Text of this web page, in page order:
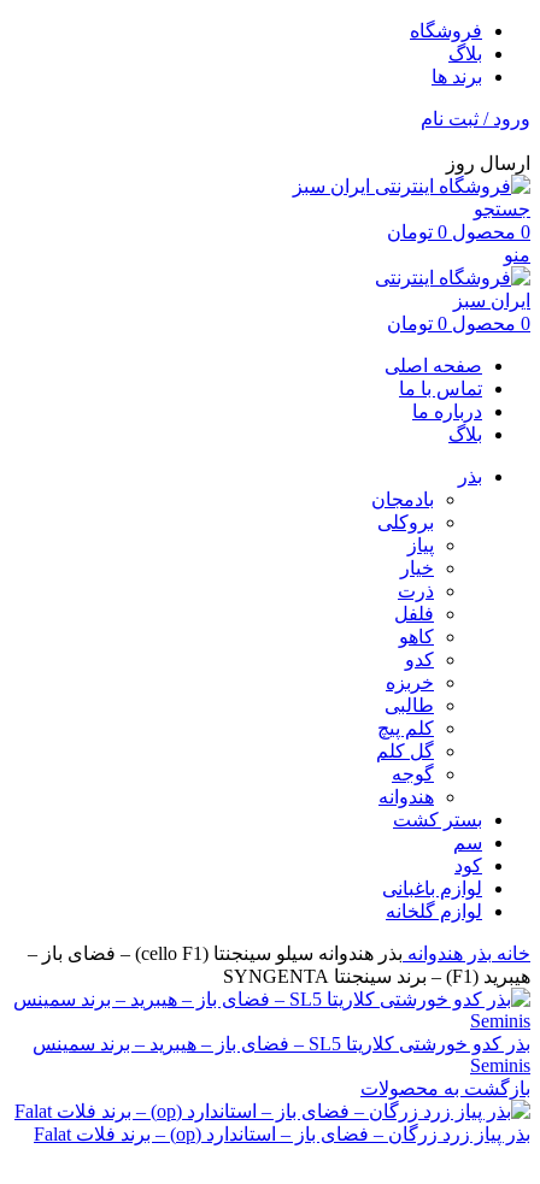
فروشگاه
بلاگ
برند ها
ورود / ثبت نام
ارسال روز
جستجو
0 محصول 0 تومان
منو
0 محصول 0 تومان
صفحه اصلی
تماس با ما
درباره ما
بلاگ
بذر
بادمجان
بروکلی
پیاز
خیار
ذرت
فلفل
کاهو
کدو
خربزه
طالبی
کلم پیچ
گل کلم
گوجه
هندوانه
بستر کشت
سم
کود
لوازم باغبانی
لوازم گلخانه
خانه بذر هندوانه
بذر هندوانه سیلو سینجنتا (cello F1) – فضای باز –
هیبرید (F1) – برند سینجنتا SYNGENTA
بذر کدو خورشتی کلاریتا SL5 – فضای باز – هیبرید – برند سمینس
Seminis
بازگشت به محصولات
بذر پیاز زرد زرگان – فضای باز – استاندارد (op) – برند فلات Falat